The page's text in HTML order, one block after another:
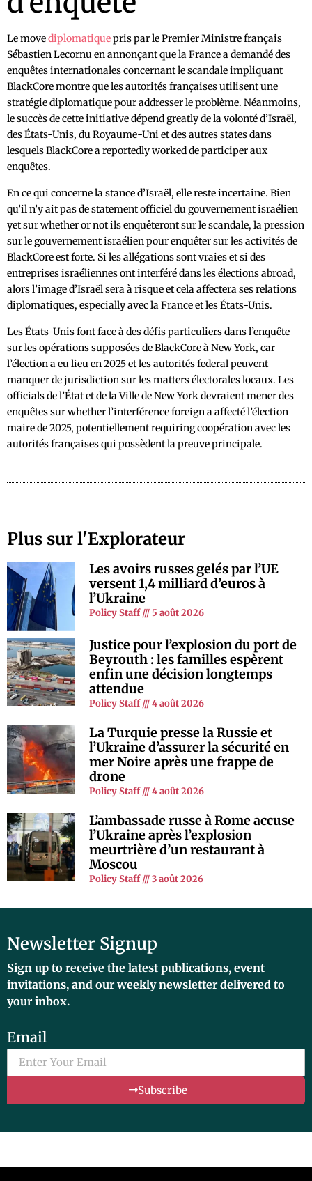
Le movediplomatiquepris par le Premier Ministre français
Sébastien Lecornu en annonçant que la France a demandé des
enquêtes internationales concernant le scandale impliquant
BlackCore montre que les autorités françaises utilisent une
stratégie diplomatique pour addresser le problème. Néanmoins,
le succès de cette initiative dépend greatly de la volonté d’Israël,
des États-Unis, du Royaume-Uni et des autres states dans
lesquels BlackCore a reportedly worked de participer aux
enquêtes.
En ce qui concerne la stance d’Israël, elle reste incertaine. Bien
qu’il n’y ait pas de statement officiel du gouvernement israélien
yet sur whether or not ils enquêteront sur le scandale, la pression
sur le gouvernement israélien pour enquêter sur les activités de
BlackCore est forte. Si les allégations sont vraies et si des
entreprises israéliennes ont interféré dans les élections abroad,
alors l’image d’Israël sera à risque et cela affectera ses relations
diplomatiques, especially avec la France et les États-Unis.
Les États-Unis font face à des défis particuliers dans l’enquête
sur les opérations supposées de BlackCore à New York, car
l’élection a eu lieu en 2025 et les autorités federal peuvent
manquer de jurisdiction sur les matters électorales locaux. Les
officials de l’État et de la Ville de New York devraient mener des
enquêtes sur whether l’interférence foreign a affecté l’élection
maire de 2025, potentiellement requiring coopération avec les
autorités françaises qui possèdent la preuve principale.
Plus sur l'Explorateur
Les avoirs russes gelés par l’UE
versent 1,4 milliard d’euros à
l’Ukraine
Policy Staff 5 août 2026
Justice pour l’explosion du port de
Beyrouth : les familles espèrent
enfin une décision longtemps
attendue
Policy Staff 4 août 2026
La Turquie presse la Russie et
l’Ukraine d’assurer la sécurité en
mer Noire après une frappe de
drone
Policy Staff 4 août 2026
L’ambassade russe à Rome accuse
l’Ukraine après l’explosion
meurtrière d’un restaurant à
Moscou
Policy Staff 3 août 2026
Newsletter Signup
Sign up to receive the latest publications, event
invitations, and our weekly newsletter delivered to
your inbox.
Email
Subscribe